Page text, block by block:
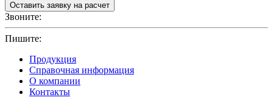
Звоните:
Пишите:
Продукция
Справочная информация
О компании
Контакты